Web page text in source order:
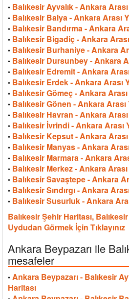
• Balıkesir Ayvalık - Ankara
• Balıkesir Balya - Ankara Arası
• Balıkesir Bandırma - Ankara
• Balıkesir Bigadiç - Ankara
• Balıkesir Burhaniye - Ankara
• Balıkesir Dursunbey - Ankara
• Balıkesir Edremit - Ankara
• Balıkesir Erdek - Ankara Arası
• Balıkesir Gömeç - Ankara
• Balıkesir Gönen - Ankara Arası
• Balıkesir Havran - Ankara
• Balıkesir İvrindi - Ankara Arası
• Balıkesir Kepsut - Ankara
• Balıkesir Manyas - Ankara
• Balıkesir Marmara - Ankara
• Balıkesir Merkez - Ankara
• Balıkesir Savaştepe - Ankara
• Balıkesir Sındırgı - Ankara
• Balıkesir Susurluk - Ankara
Balıkesir Şehir Haritası,
Uydudan Görmek İçin Tıklayınız
Ankara Beypazarı ile
mesafeler
• Ankara Beypazarı - Balıkesir
Haritası